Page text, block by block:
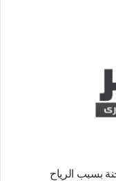
السبل بـ543 راكبا و179 شحنة بسبب الرياح